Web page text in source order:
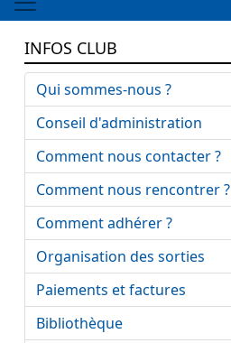
INFOS CLUB
Qui sommes-nous ?
Conseil d'administration
Comment nous contacter ?
Comment nous rencontrer ?
Comment adhérer ?
Organisation des sorties
Paiements et factures
Bibliothèque